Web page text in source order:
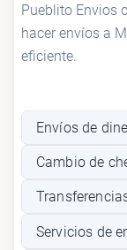
Pueblito Envios
hacer envíos a
eficiente.
Envíos de
Cambio de
Servicios de